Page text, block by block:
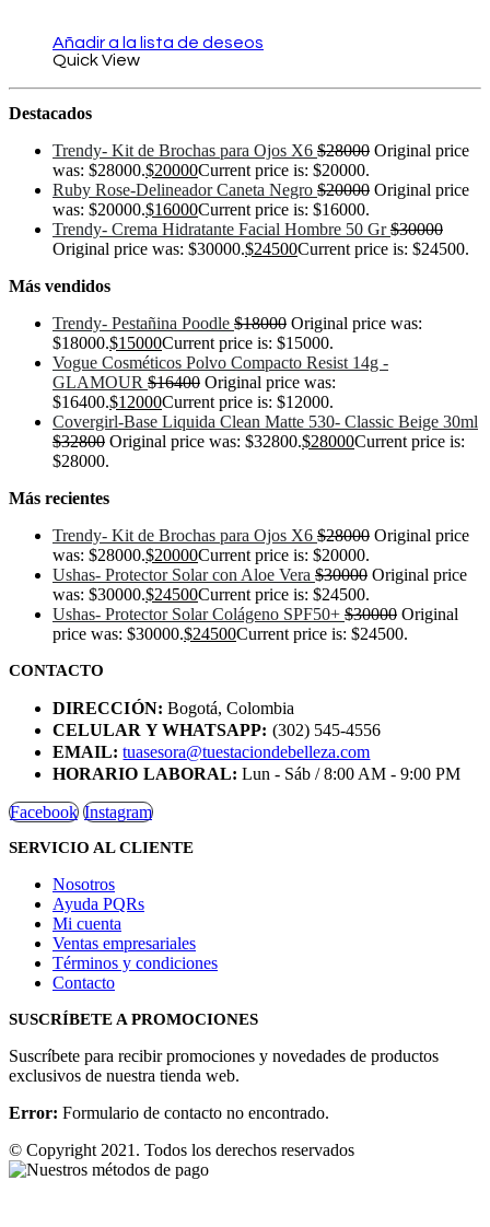
Añadir a la lista de deseos
Quick View
Destacados
Trendy- Kit de Brochas para Ojos X6 $28000 Original price
was: $28000.$20000Current price is: $20000.
Ruby Rose-Delineador Caneta Negro $20000 Original price
was: $20000.$16000Current price is: $16000.
Trendy- Crema Hidratante Facial Hombre 50 Gr $30000
Original price was: $30000.$24500Current price is: $24500.
Más vendidos
Trendy- Pestañina Poodle $18000 Original price was:
$18000.$15000Current price is: $15000.
Vogue Cosméticos Polvo Compacto Resist 14g -
GLAMOUR $16400 Original price was:
$16400.$12000Current price is: $12000.
Covergirl-Base Liquida Clean Matte 530- Classic Beige 30ml
$32800 Original price was: $32800.$28000Current price is:
$28000.
Más recientes
Trendy- Kit de Brochas para Ojos X6 $28000 Original price
was: $28000.$20000Current price is: $20000.
Ushas- Protector Solar con Aloe Vera $30000 Original price
was: $30000.$24500Current price is: $24500.
Ushas- Protector Solar Colágeno SPF50+ $30000 Original
price was: $30000.$24500Current price is: $24500.
CONTACTO
DIRECCIÓN: Bogotá, Colombia
CELULAR Y WHATSAPP: (302) 545-4556
EMAIL: tuasesora@tuestaciondebelleza.com
HORARIO LABORAL: Lun - Sáb / 8:00 AM - 9:00 PM
Facebook Instagram
SERVICIO AL CLIENTE
Nosotros
Ayuda PQRs
Mi cuenta
Ventas empresariales
Términos y condiciones
Contacto
SUSCRÍBETE A PROMOCIONES
Suscríbete para recibir promociones y novedades de productos
exclusivos de nuestra tienda web.
Error: Formulario de contacto no encontrado.
© Copyright 2021. Todos los derechos reservados